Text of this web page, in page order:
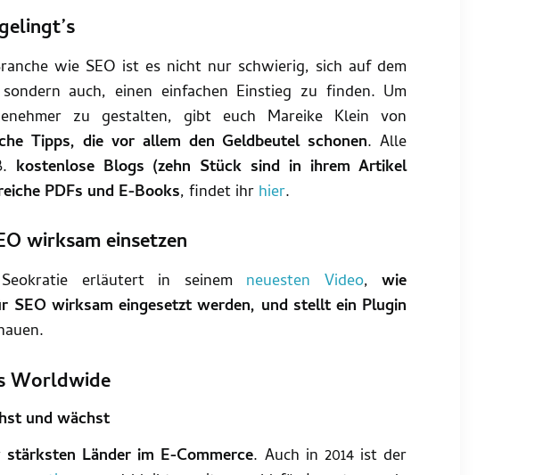
wie SEO ist es nicht nur schwierig, sich auf dem
auch, einen einfachen Einstieg zu finden. Um
zu gestalten, gibt euch Mareike Klein von
Tipps, die vor allem den Geldbeutel schonen. Alle
kostenlose Blogs (zehn Stück sind in ihrem Artikel
PDFs und E-Books, findet ihr hier.
wirksam einsetzen
erläutert in seinem neuesten Video,wie
SEO wirksam eingesetzt werden, und stellt ein Plugin
Worldwide
und wächst
stärksten Länder im E-Commerce. Auch in 2014 ist der